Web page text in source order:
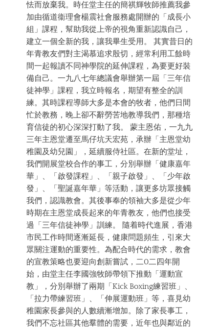
怯而放棄我。時任堂主任的簡祺輝牧師推薦我參
加由循道衞理會楊震社會服務處開辦的「成長小
組」課程，幫助我從上帝的視角重新認識自己，
建立一個全新的我，讓我畢生受用。 其實昔日的
年青教友們對主渴慕追求殷切，經常利用工餘時
間一起報讀不同神學院的延伸課程，為要更好裝
備自己。一九八七年總議會舉辦第一屆「三年信
徒神學」課程，我立時報名，期望有整全的訓
練。其時課程導師大多是本會的牧者，他們日間
忙於教務，晚上卻不辭勞苦地教導我們，那種培
育信徒的初心深深打動了我。 蒙主恩佑，一九九
三年主恩堂遷至馬仔坑天宏苑，承辦「主恩堂幼
稚園及幼兒園」，延續服侍社區。在新的堂址，
我們開展堂校合作的事工，分別舉辦「健康嘉年
華」、「啟發課程」、「親子啟發」、「少年啟
發」、「聖誕嘉年華」等活動，讓更多坊眾接觸
我們，認識教會。其後事奉的領袖大多是從少年
時期在主恩堂成長起來的年青教友，他們也接受
過「三年信徒神學」訓練。 隨着時代進展，香港
市民工作時間逐漸延長，健康問題頻生，引來大
眾關注運動的重要性。為配合時代的需求，教會
的宣教策略也要迎向創新嘗試，二0二四年開
始，由堂主任李國強牧師帶領下推動「運動宣
教」，分別舉辦了兩期「Kick Boxing練習班」、
「拉力帶練習班」、「伸展運動班」等，喜見幼
稚園家長參與的人數續漸增加。除了家長事工，
我們不忘社區其他羣體的需要，近年也與鄰近的